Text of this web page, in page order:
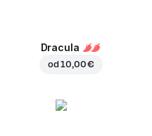
Dracula
od10,00 €